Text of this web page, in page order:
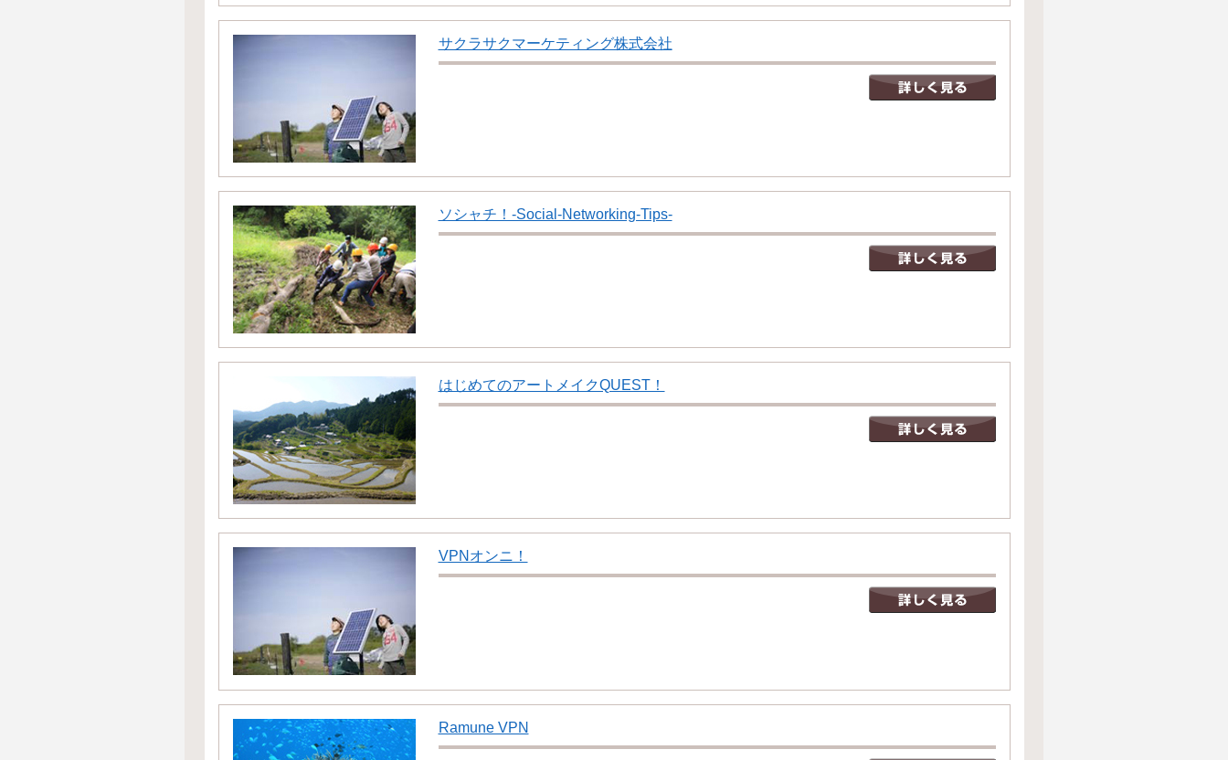
サクラサクマーケティング株式会社
ソシャチ！-Social-Networking-Tips-
はじめてのアートメイクQUEST！
VPNオンニ！
Ramune VPN